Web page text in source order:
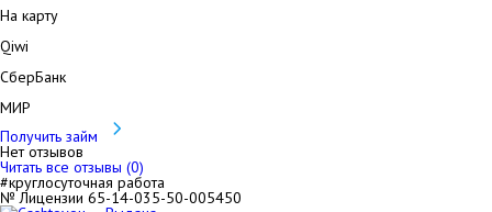
На карту
Qiwi
СберБанк
МИР
Получить займ
Нет отзывов
Читать все отзывы (0)
#круглосуточная работа
№ Лицензии 65-14-035-50-005450